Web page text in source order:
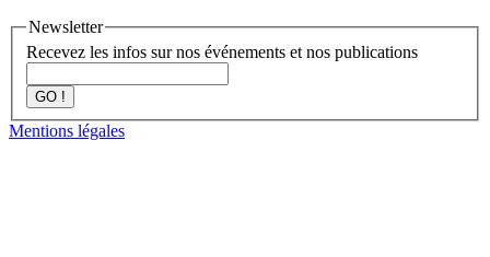
Newsletter
Recevez les infos sur nos événements et nos publications
GO !
Mentions légales